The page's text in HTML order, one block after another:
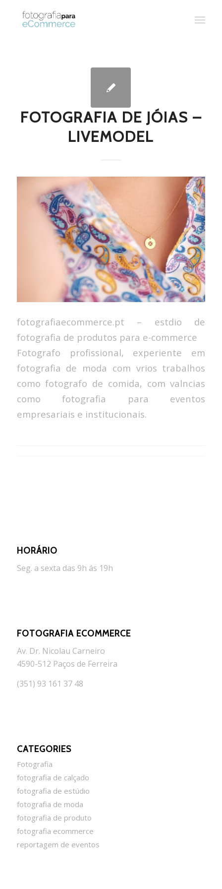
FOTOGRAFIA DE JÓIAS –
LIVEMODEL
fotografiaecommerce.pt – estdio de
fotografia de produtos para e-commerce
Fotografo profissional, experiente em
fotografia de moda com vrios trabalhos
como fotografo de comida, com valncias
como fotografia para eventos
empresariais e institucionais.
HORÁRIO
Seg. a sexta das 9h ás 19h
FOTOGRAFIA ECOMMERCE
Av. Dr. Nicolau Carneiro
4590-512 Paços de Ferreira
(351) 93 161 37 48
CATEGORIES
Fotografia
fotografia de calçado
fotografia de estúdio
fotografia de moda
fotografia de produto
fotografia ecommerce
reportagem de eventos